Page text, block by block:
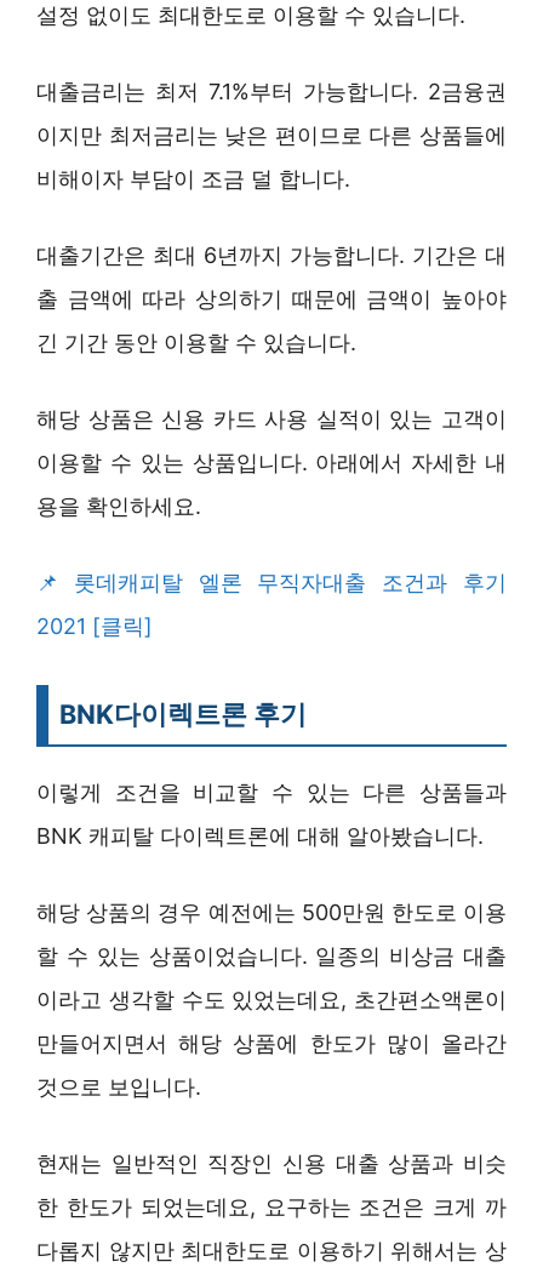
설정 없이도 최대한도로 이용할 수 있습니다.
대출금리는 최저 7.1%부터 가능합니다. 2금융권
이지만 최저금리는 낮은 편이므로 다른 상품들에
비해이자 부담이 조금 덜 합니다.
대출기간은 최대 6년까지 가능합니다. 기간은 대
출 금액에 따라 상의하기 때문에 금액이 높아야
긴 기간 동안 이용할 수 있습니다.
해당 상품은 신용 카드 사용 실적이 있는 고객이
이용할 수 있는 상품입니다. 아래에서 자세한 내
용을 확인하세요.
롯데캐피탈 엘론 무직자대출 조건과 후기
2021 [클릭]
BNK다이렉트론 후기
이렇게 조건을 비교할 수 있는 다른 상품들과
BNK 캐피탈 다이렉트론에 대해 알아봤습니다.
해당 상품의 경우 예전에는 500만원 한도로 이용
할 수 있는 상품이었습니다. 일종의 비상금 대출
이라고 생각할 수도 있었는데요, 초간편소액론이
만들어지면서 해당 상품에 한도가 많이 올라간
것으로 보입니다.
현재는 일반적인 직장인 신용 대출 상품과 비슷
한 한도가 되었는데요, 요구하는 조건은 크게 까
다롭지 않지만 최대한도로 이용하기 위해서는 상